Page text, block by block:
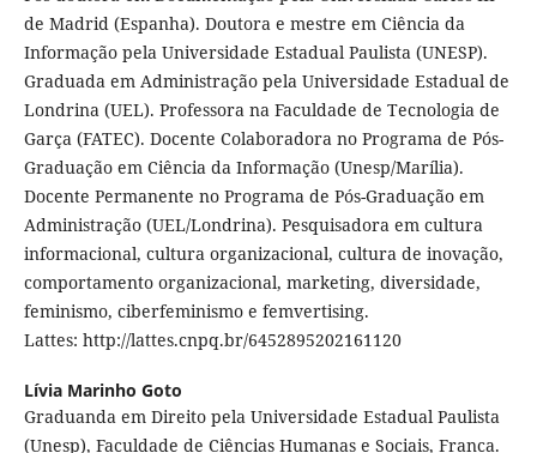
de Madrid (Espanha). Doutora e mestre em Ciência da
Informação pela Universidade Estadual Paulista (UNESP).
Graduada em Administração pela Universidade Estadual de
Londrina (UEL). Professora na Faculdade de Tecnologia de
Garça (FATEC). Docente Colaboradora no Programa de Pós-
Graduação em Ciência da Informação (Unesp/Marília).
Docente Permanente no Programa de Pós-Graduação em
Administração (UEL/Londrina). Pesquisadora em cultura
informacional, cultura organizacional, cultura de inovação,
comportamento organizacional, marketing, diversidade,
feminismo, ciberfeminismo e femvertising.
Lattes: http://lattes.cnpq.br/6452895202161120
Lívia Marinho Goto
Graduanda em Direito pela Universidade Estadual Paulista
(Unesp), Faculdade de Ciências Humanas e Sociais, Franca.